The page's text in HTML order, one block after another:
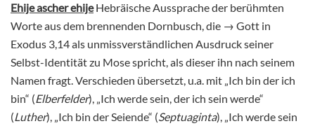
Ehije ascher ehijeHebräische Aussprache der berühmten
Worte aus dem brennenden Dornbusch, die → Gott in
Exodus 3,14 als unmissverständlichen Ausdruck seiner
Selbst-Identität zu Mose spricht, als dieser ihn nach seinem
Namen fragt. Verschieden übersetzt, u.a. mit „Ich bin der ich
bin“ (Elberfelder), „Ich werde sein, der ich sein werde“
(Luther), „Ich bin der Seiende“ (Septuaginta), „Ich werde sein